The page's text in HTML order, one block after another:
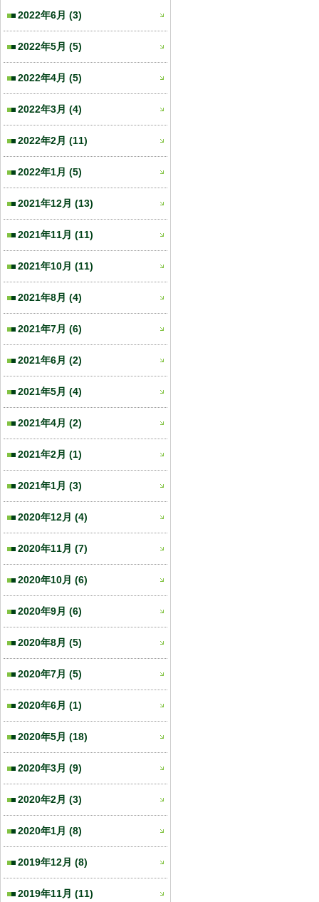
2022年6月 (3)
2022年5月 (5)
2022年4月 (5)
2022年3月 (4)
2022年2月 (11)
2022年1月 (5)
2021年12月 (13)
2021年11月 (11)
2021年10月 (11)
2021年8月 (4)
2021年7月 (6)
2021年6月 (2)
2021年5月 (4)
2021年4月 (2)
2021年2月 (1)
2021年1月 (3)
2020年12月 (4)
2020年11月 (7)
2020年10月 (6)
2020年9月 (6)
2020年8月 (5)
2020年7月 (5)
2020年6月 (1)
2020年5月 (18)
2020年3月 (9)
2020年2月 (3)
2020年1月 (8)
2019年12月 (8)
2019年11月 (11)